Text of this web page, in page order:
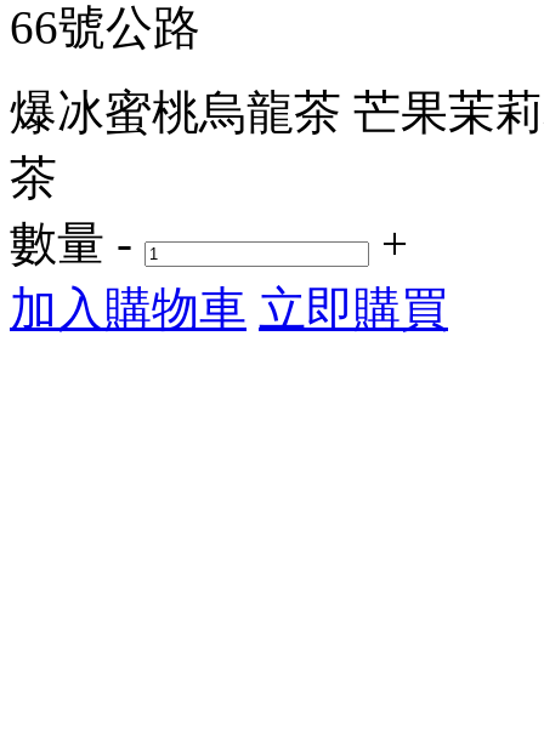
66號公路
爆冰蜜桃烏龍茶 芒果茉
茶
數量 -
+
加入購物車 立即購買